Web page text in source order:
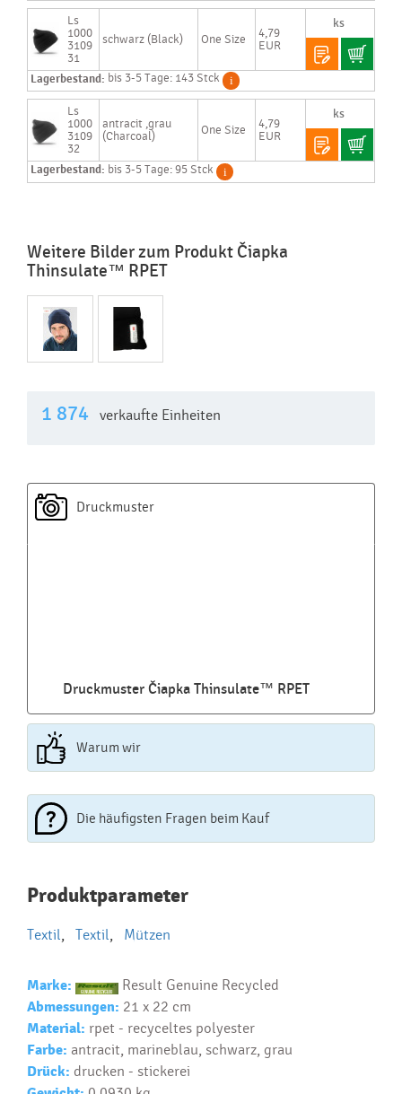
Ls
1000
3109
31
schwarz (Black) One Size
4,79
EUR
Lagerbestand: bis 3-5 Tage: 143 Stck
Ls
1000
3109
32
antracit ,grau
(Charcoal)
One Size
4,79
EUR
Lagerbestand: bis 3-5 Tage: 95 Stck
Weitere Bilder zum Produkt Čiapka
Thinsulate™ RPET
1 874 verkaufte Einheiten
Druckmuster
Druckmuster Čiapka Thinsulate™ RPET
Warum wir
Die häufigsten Fragen beim Kauf
Najčastejšie otázky pri nákupe
reklamných predmetov
Ako realizujete potlač na reklamné premedy?
Ako si vybrať správny predmet?
Text...
Produktparameter
Textil, Textil, Mützen
Marke: Result Genuine Recycled
Abmessungen: 21 x 22 cm
Material: rpet - recyceltes polyester
Farbe: antracit, marineblau, schwarz, grau
Drück: drucken - stickerei